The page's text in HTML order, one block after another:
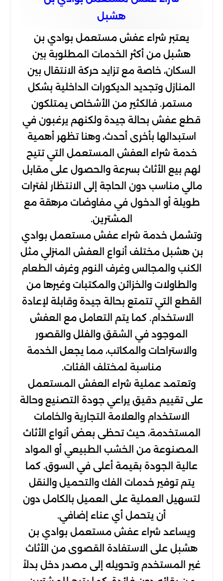
هشبل
يعتبر شراء عفش مستعمل بوادي بن
هشبل من أكثر الخدمات المطلوبة بين
السكان، خاصة مع تزايد حركة الانتقال بين
المنازل وتجديد الديكورات الداخلية بشكل
مستمر. فالكثير من الأشخاص يمتلكون
قطع عفش بحالة جيدة ولكنهم يرغبون في
استبدالها بأخرى أحدث، وهنا تظهر أهمية
خدمة شراء العفش المستعمل التي تتيح
لهم بيع الأثاث بسرعة والحصول على مقابل
مالي مناسب دون الحاجة إلى الانتظار لفترات
طويلة أو الدخول في مفاوضات مرهقة مع
المشترين.
وتشمل خدمة شراء عفش مستعمل بوادي
بن هشبل مختلف أنواع العفش المنزلي مثل
الكنب والمجالس وغرف النوم وغرف الطعام
والطاولات والخزائن والمكتبات وغيرها من
القطع التي تتمتع بحالة جيدة وقابلة لإعادة
الاستخدام. كما يتم التعامل مع العفش
الموجود في الشقق والفلل والقصور
والاستراحات والمكاتب، مما يجعل الخدمة
مناسبة لمختلف الفئات.
وتعتمد عملية شراء العفش المستعمل
على تقييم دقيق يراعي جودة التصنيع وحالة
الاستخدام والعلامة التجارية والخامات
المستخدمة، حيث تحظى بعض أنواع الأثاث
المصنوعة من الخشب الطبيعي أو المواد
عالية الجودة بقيمة أعلى في السوق. كما
يتم توفير خدمات الفك والتحميل والنقل
لتسهيل العملية على العميل بالكامل دون
أن يتحمل أي عناء إضافي.
ويساعد شراء عفش مستعمل بوادي بن
هشبل على الاستفادة القصوى من الأثاث
غير المستخدم وتحويله إلى مصدر دخل بدلاً